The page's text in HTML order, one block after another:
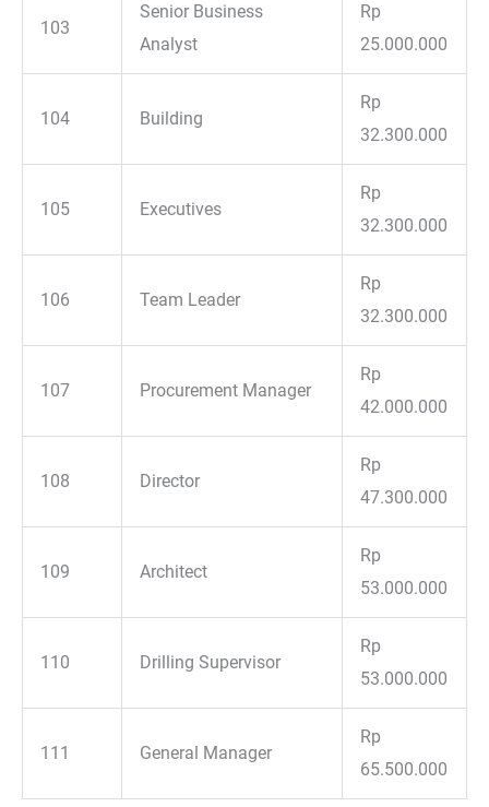
103
Senior Business
Analyst
Rp
25.000.000
104 Building
Rp
32.300.000
105 Executives
Rp
32.300.000
106 Team Leader
Rp
32.300.000
107 Procurement Manager
Rp
42.000.000
108 Director
Rp
47.300.000
109 Architect
Rp
53.000.000
110 Drilling Supervisor
Rp
53.000.000
111 General Manager
Rp
65.500.000